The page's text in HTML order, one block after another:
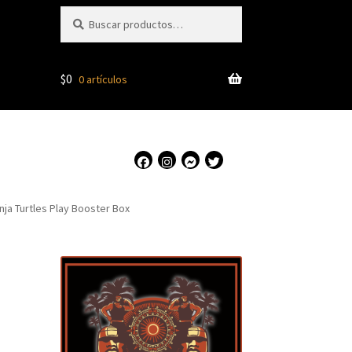
por:
$0 0 artículos
Turtles Play Booster Box